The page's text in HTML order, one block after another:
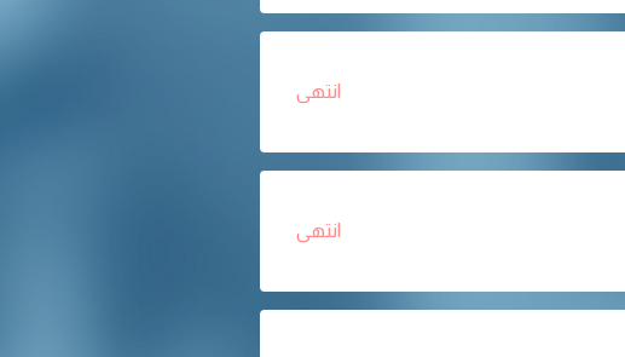
انتهى
انتهى